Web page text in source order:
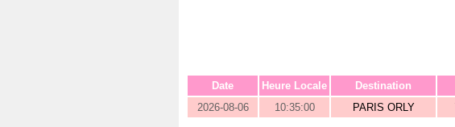
Date Heure Locale Destination
2026-08-06
10:35:00 PARIS ORLY